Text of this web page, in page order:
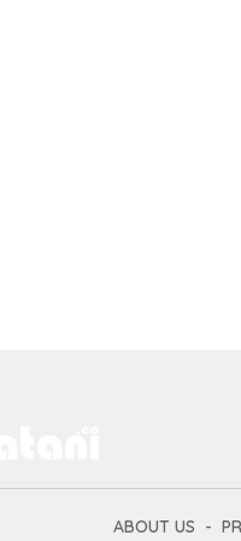
ABOUT US